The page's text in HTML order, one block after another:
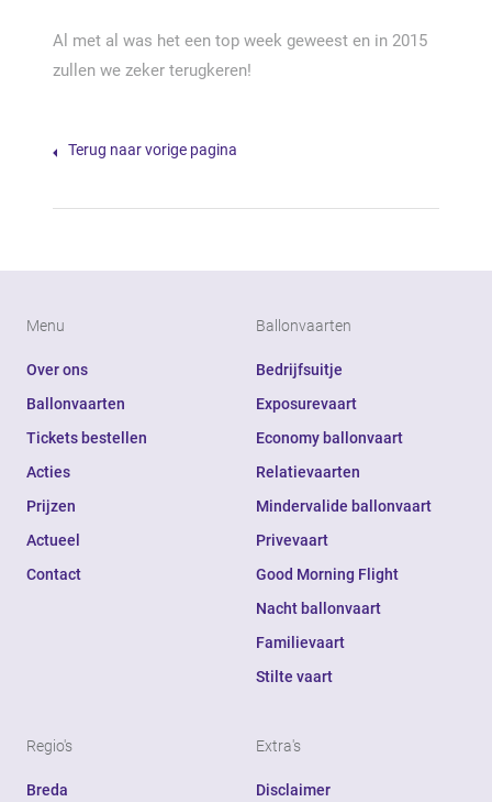
Al met al was het een top week geweest en in 2015
zullen we zeker terugkeren!
Terug naar vorige pagina
Menu
Over ons
Ballonvaarten
Tickets bestellen
Acties
Prijzen
Actueel
Contact
Ballonvaarten
Bedrijfsuitje
Exposurevaart
Economy ballonvaart
Relatievaarten
Mindervalide ballonvaart
Privevaart
Good Morning Flight
Nacht ballonvaart
Familievaart
Stilte vaart
Regio's
Breda
Extra's
Disclaimer